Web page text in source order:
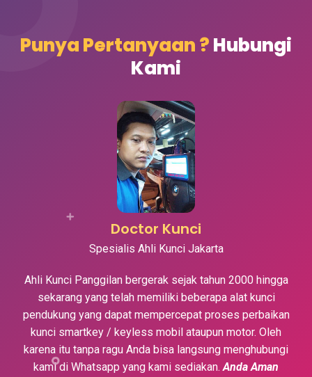
Punya Pertanyaan ?Hubungi
Kami
Doctor Kunci
Spesialis Ahli Kunci Jakarta
Ahli Kunci Panggilan bergerak sejak tahun 2000 hingga
sekarang yang telah memiliki beberapa alat kunci
pendukung yang dapat mempercepat proses perbaikan
kunci smartkey / keyless mobil ataupun motor. Oleh
karena itu tanpa ragu Anda bisa langsung menghubungi
kami di Whatsapp yang kami sediakan.Anda Aman